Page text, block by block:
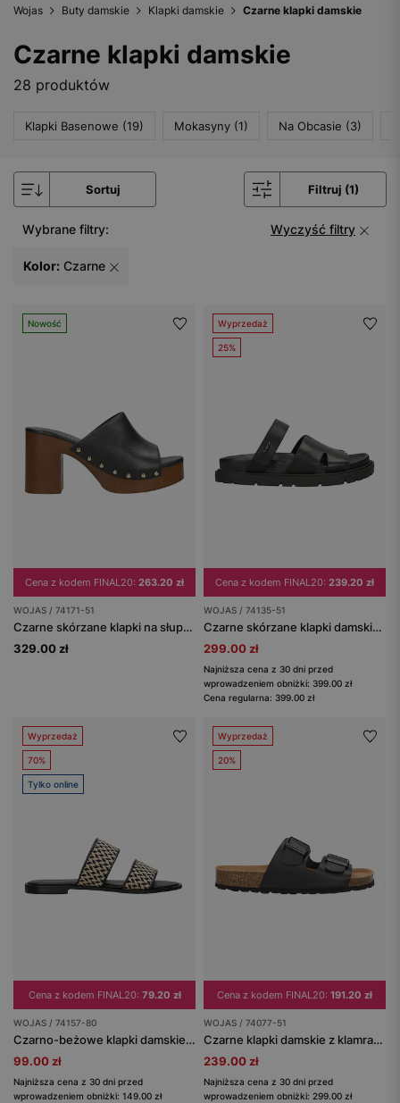
Wojas Buty damskie Klapki damskie Czarne klapki damskie
Czarne klapki damskie
28 produktów
Klapki Basenowe (19) Mokasyny (1) Na Obcasie (3)
Sortuj Filtruj (1)
Wybrane filtry: Wyczyść filtry
Kolor: Czarne
Nowość
Cena z kodem FINAL20: 263.20 zł
WOJAS / 74171-51
Czarne skórzane klapki na słupku i platformie
329.00 zł
Wyprzedaż
25%
Cena z kodem FINAL20: 239.20 zł
WOJAS / 74135-51
Czarne skórzane klapki damskie na płaskiej podeszwie
299.00 zł
Najniższa cena z 30 dni przed
wprowadzeniem obniżki: 399.00 zł
Cena regularna: 399.00 zł
Wyprzedaż
70%
Tylko online
Cena z kodem FINAL20: 79.20 zł
WOJAS / 74157-80
Czarno-beżowe klapki damskie ze skóry licowej z plecionką z raffii
99.00 zł
Najniższa cena z 30 dni przed
wprowadzeniem obniżki: 149.00 zł
Wyprzedaż
20%
Cena z kodem FINAL20: 191.20 zł
WOJAS / 74077-51
Czarne klapki damskie z klamrami i podeszwą korkową
239.00 zł
Najniższa cena z 30 dni przed
wprowadzeniem obniżki: 299.00 zł